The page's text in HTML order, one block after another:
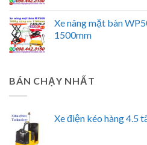
Xe nâng mặt bàn
1500mm
BÁN CHẠY NHẤT
Xe điện kéo hàng 4.5